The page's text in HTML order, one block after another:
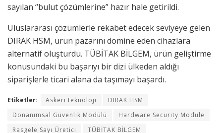
sayılan “bulut çözümlerine” hazır hale getirildi.
Uluslararası çözümlerle rekabet edecek seviyeye gelen
DIRAK HSM, ürün pazarını domine eden cihazlara
alternatif oluşturdu. TÜBİTAK BİLGEM, ürün geliştirme
konusundaki bu başarıyı bir dizi ülkeden aldığı
siparişlerle ticari alana da taşımayı başardı.
Etiketler: Askeri teknoloji
DIRAK HSM
Donanımsal Güvenlik Modülü
Hardware Security Module
Rasgele Sayı Üretici
TÜBİTAK BİLGEM